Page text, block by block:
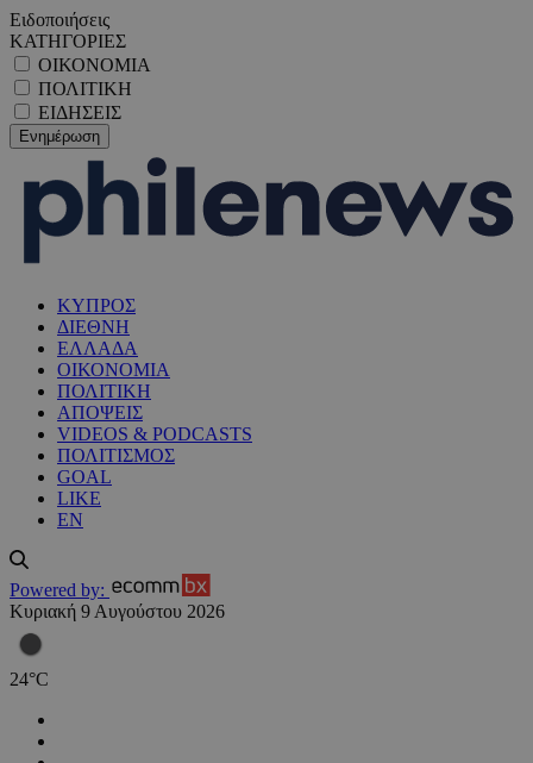
Ειδοποιήσεις
ΚΑΤΗΓΟΡΙΕΣ
ΟΙΚΟΝΟΜΙΑ
ΠΟΛΙΤΙΚΗ
ΕΙΔΗΣΕΙΣ
ΚΥΠΡΟΣ
ΔΙΕΘΝΗ
ΕΛΛΑΔΑ
ΟΙΚΟΝΟΜΙΑ
ΠΟΛΙΤΙΚΗ
ΑΠΟΨΕΙΣ
VIDEOS & PODCASTS
ΠΟΛΙΤΙΣΜΟΣ
GOAL
LIKE
EN
Powered by:
Κυριακή 9 Αυγούστου 2026
24°C